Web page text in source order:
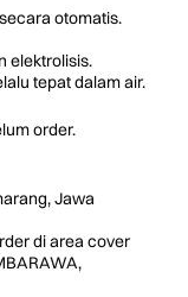
otomatis.
elektrolisis.
tepat dalam air.
order.
Jawa
di area cover